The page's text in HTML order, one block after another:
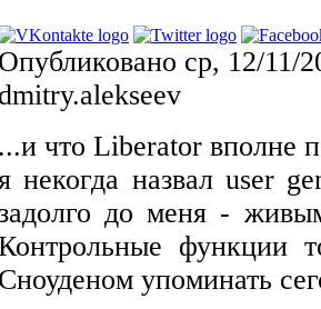
Опубликовано ср, 12/11/
dmitry.alekseev
...и что Liberator вполне
некогда назвал user
до меня -
функции
Сноуденом упоминать